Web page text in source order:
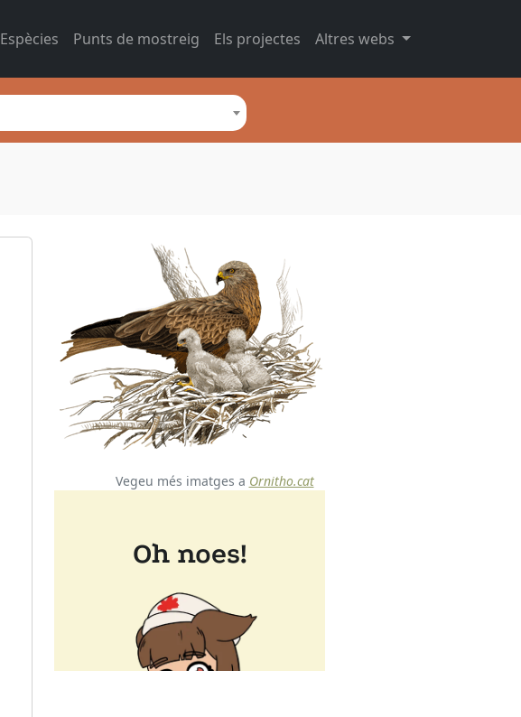
Espècies Punts de mostreig Els projectes Altres webs
Vegeu més imatges a Ornitho.cat